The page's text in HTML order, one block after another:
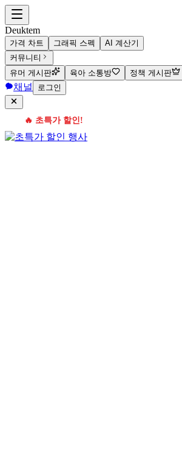
Deuktem
가격 차트 그래픽 스펙
AI 계산기
커뮤니티
유머 게시판
육아 소통방 정책 게시판
채널 로그인
🔥 초특가 할인!